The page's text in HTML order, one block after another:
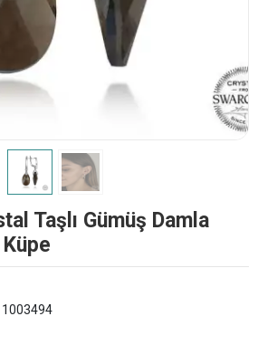
Taşlı Gümüş Damla
Küpe